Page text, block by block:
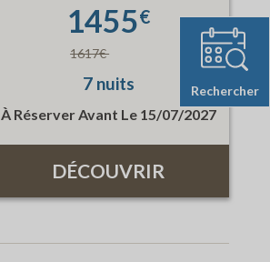
1455€
1617€
7 nuits
À Réserver Avant Le 15/07/2027
DÉCOUVRIR
Rechercher